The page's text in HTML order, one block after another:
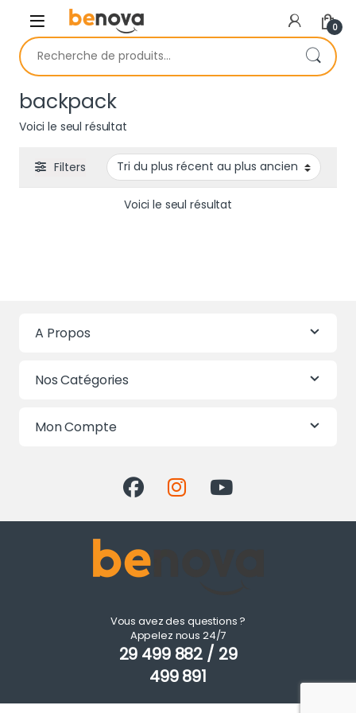
Skip to navigation
Skip to content
0
Recherche pour :
backpack
Voici le seul résultat
Filters
Voici le seul résultat
A Propos
Nos Catégories
Mon Compte
Vous avez des questions ?
Appelez nous 24/7
29 499 882 / 29
499 891